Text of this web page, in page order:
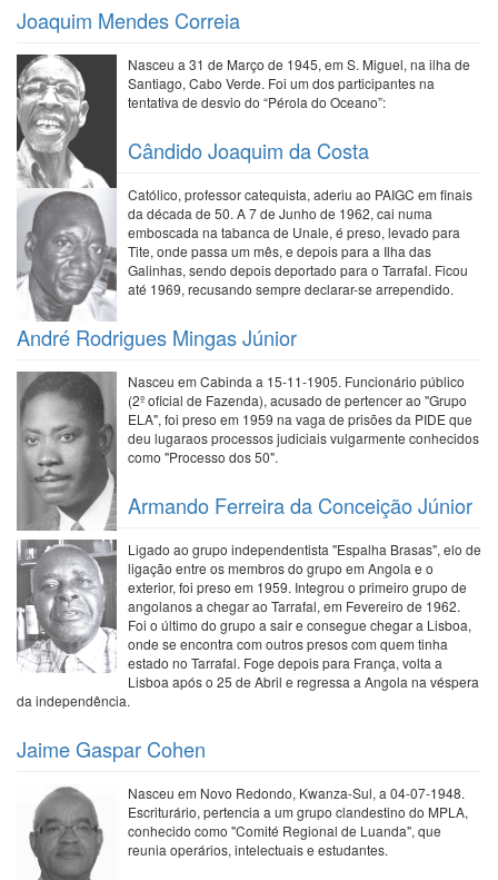
Joaquim Mendes Correia
Nasceu a 31 de Março de 1945, em S. Miguel, na ilha de
Santiago, Cabo Verde. Foi um dos participantes na
tentativa de desvio do “Pérola do Oceano”:
Cândido Joaquim da Costa
Católico, professor catequista, aderiu ao PAIGC em finais
da década de 50. A 7 de Junho de 1962, cai numa
emboscada na tabanca de Unale, é preso, levado para
Tite, onde passa um mês, e depois para a Ilha das
Galinhas, sendo depois deportado para o Tarrafal. Ficou
até 1969, recusando sempre declarar-se arrependido.
André Rodrigues Mingas Júnior
Nasceu em Cabinda a 15-11-1905. Funcionário público
(2º oficial de Fazenda), acusado de pertencer ao "Grupo
ELA", foi preso em 1959 na vaga de prisões da PIDE que
deu lugaraos processos judiciais vulgarmente conhecidos
como "Processo dos 50".
Armando Ferreira da Conceição Júnior
Ligado ao grupo independentista "Espalha Brasas", elo de
ligação entre os membros do grupo em Angola e o
exterior, foi preso em 1959. Integrou o primeiro grupo de
angolanos a chegar ao Tarrafal, em Fevereiro de 1962.
Foi o último do grupo a sair e consegue chegar a Lisboa,
onde se encontra com outros presos com quem tinha
estado no Tarrafal. Foge depois para França, volta a
Lisboa após o 25 de Abril e regressa a Angola na véspera
da independência.
Jaime Gaspar Cohen
Nasceu em Novo Redondo, Kwanza-Sul, a 04-07-1948.
Escriturário, pertencia a um grupo clandestino do MPLA,
conhecido como "Comité Regional de Luanda", que
reunia operários, intelectuais e estudantes.